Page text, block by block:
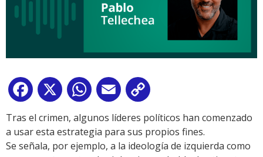
Facebook
X WhatsApp
Email
Link
Tras el crimen, algunos líderes políticos han comenzado
a usar esta estrategia para sus propios fines.
Se señala, por ejemplo, a la ideología de izquierda como